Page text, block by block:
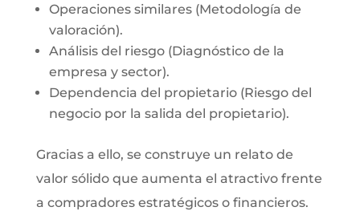
Operaciones similares (Metodología de
valoración).
Análisis del riesgo (Diagnóstico de la
empresa y sector).
Dependencia del propietario (Riesgo del
negocio por la salida del propietario).
Gracias a ello, se construye un relato de
valor sólido que aumenta el atractivo frente
a compradores estratégicos o financieros.